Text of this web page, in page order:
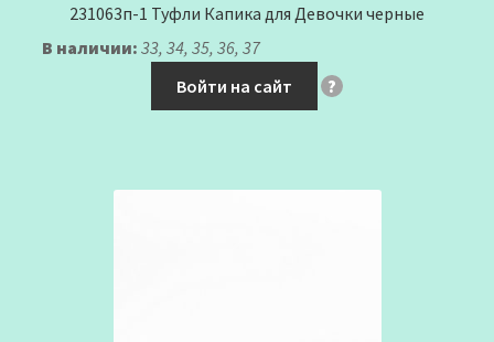
231063п-1 Туфли Капика для Девочки черные
В наличии: 33, 34, 35, 36, 37
Войти на сайт
?